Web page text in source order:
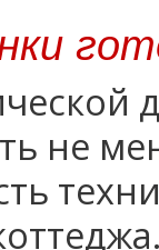
не